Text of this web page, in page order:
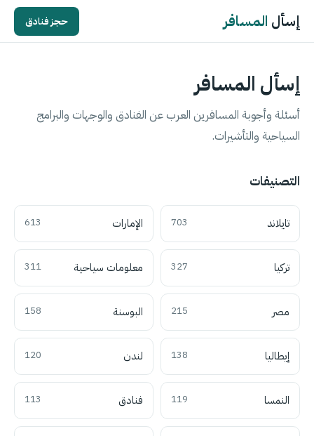
إسأل المسافر حجز فنادق
إسأل المسافر
أسئلة وأجوبة المسافرين العرب عن الفنادق والوجهات والبرامج
السياحية والتأشيرات.
التصنيفات
تايلاند 703 الإمارات 613
تركيا 327 معلومات سياحية 311
مصر 215 البوسنة 158
إيطاليا 138 لندن 120
النمسا 119 فنادق 113